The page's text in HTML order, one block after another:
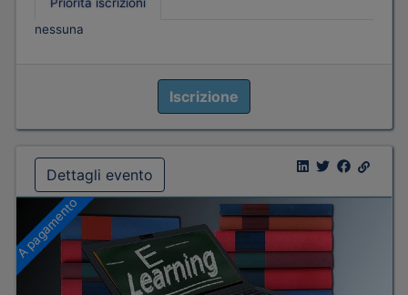
Priorità iscrizioni
nessuna
Iscrizione
Dettagli evento
A pagamento